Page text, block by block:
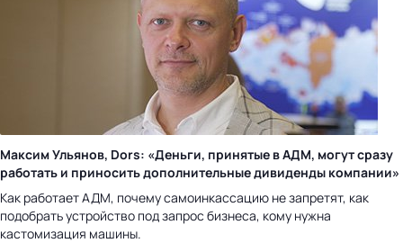
Максим Ульянов, Dors: «Деньги, принятые в АДМ, могут сразу
работать и приносить дополнительные дивиденды компании»
Как работает АДМ, почему самоинкассацию не запретят, как
подобрать устройство под запрос бизнеса, кому нужна
кастомизация машины.